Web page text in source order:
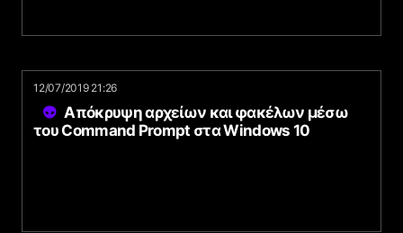
12/07/2019 21:26
Απόκρυψη αρχείων και φακέλων μέσω
του Command Prompt στα Windows 10